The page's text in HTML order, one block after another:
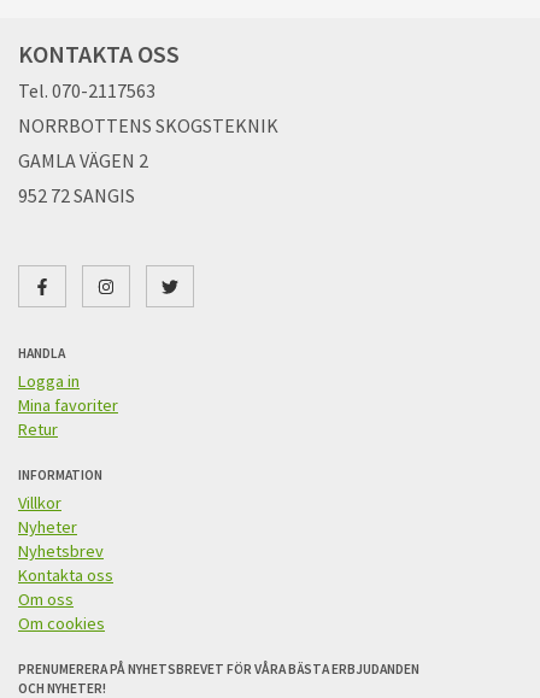
KONTAKTA OSS
Tel. 070-2117563
NORRBOTTENS SKOGSTEKNIK
GAMLA VÄGEN 2
952 72 SANGIS
HANDLA
Logga in
Mina favoriter
Retur
INFORMATION
Villkor
Nyheter
Nyhetsbrev
Kontakta oss
Om oss
Om cookies
PRENUMERERA PÅ NYHETSBREVET FÖR VÅRA BÄSTA ERBJUDANDEN
OCH NYHETER!